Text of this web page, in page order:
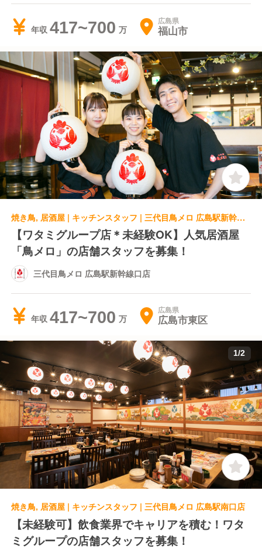
年収 417~700 広島県
福山市
焼き鳥, 居酒屋 | キッチンスタッフ | 三代目鳥メロ 広島駅新幹線口店
【ワタミグループ店＊未経験OK】人気居酒屋
「鳥メロ」の店舗スタッフを募集！
三代目鳥メロ 広島駅新幹線口店
年収 417~700 広島県
広島市東区
1/2
焼き鳥, 居酒屋 | キッチンスタッフ | 三代目鳥メロ 広島駅南口店
【未経験可】飲食業界でキャリアを積む！ワタ
ミグループの店舗スタッフを募集！